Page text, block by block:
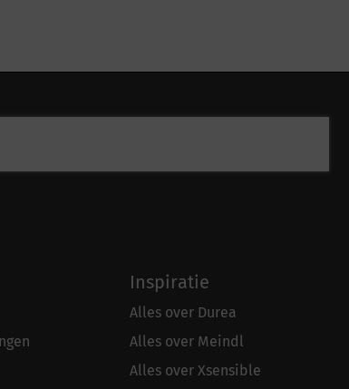
Inspiratie
Alles over Durea
Alles over Meindl
Alles over Xsensible